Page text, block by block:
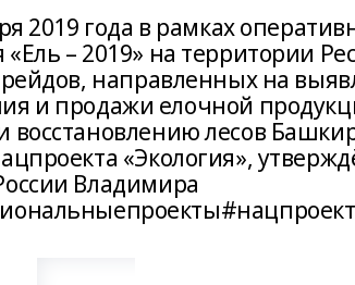
2019 года в рамках
– 2019» на территории
направленных на
и продажи елочной
восстановлению лесов
«Экология»,
Владимира